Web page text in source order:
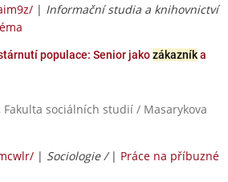
| Informační studia a knihovnictví
populace: Senior jakozákazníka
Fakulta sociálních studií / Masarykova
| Sociologie / | Práce na příbuzné